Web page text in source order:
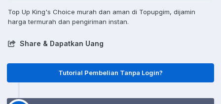
Top Up King's Choice murah dan aman di Topupgim, dijamin
harga termurah dan pengiriman instan.
Share & Dapatkan Uang
Tutorial Pembelian Tanpa Login?